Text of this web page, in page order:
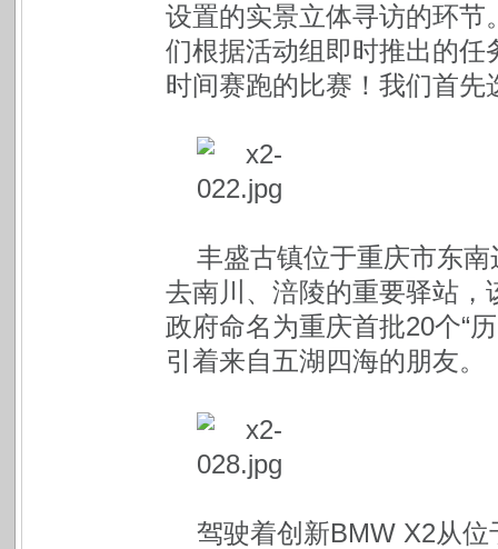
设置的实景立体寻访的环
们根据活动组即时推出的
时间赛跑的比赛！我们首
丰盛古镇位于重庆市东
去南川、涪陵的重要驿站，
政府命名为重庆首批20个“
引着来自五湖四海的朋友。
驾驶着创新BMW X2从